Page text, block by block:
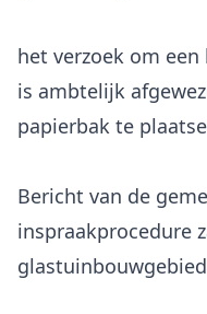
het verzoek om
is ambtelijk
papierbak te
Bericht van de
inspraakprocedure